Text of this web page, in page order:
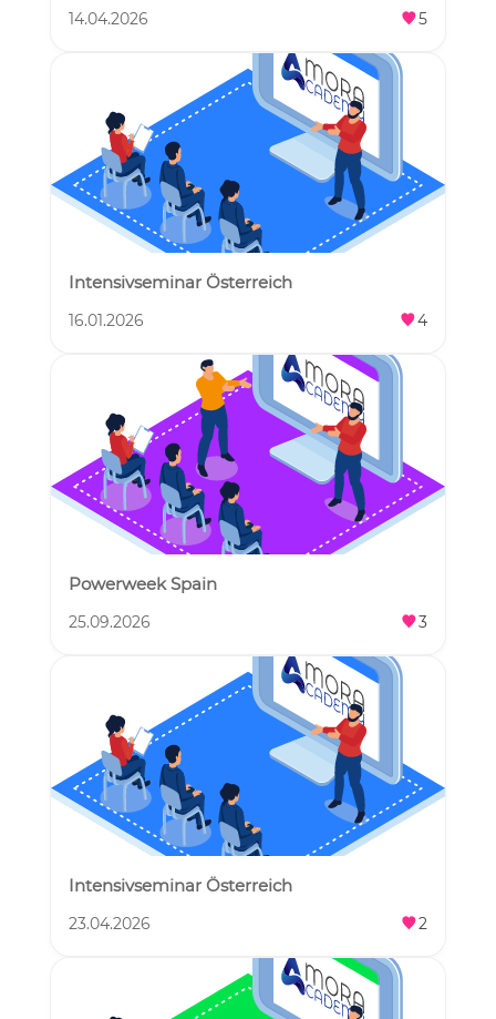
14.04.2026 5
Intensivseminar Österreich
16.01.2026 4
Powerweek Spain
25.09.2026 3
Intensivseminar Österreich
23.04.2026 2